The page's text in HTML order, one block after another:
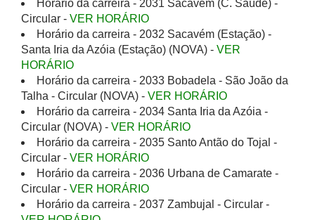
Horário da carreira - 2031 Sacavém (C. Saúde) -
Circular - VER HORÁRIO
Horário da carreira - 2032 Sacavém (Estação) -
Santa Iria da Azóia (Estação) (NOVA) - VER
HORÁRIO
Horário da carreira - 2033 Bobadela - São João da
Talha - Circular (NOVA) - VER HORÁRIO
Horário da carreira - 2034 Santa Iria da Azóia -
Circular (NOVA) - VER HORÁRIO
Horário da carreira - 2035 Santo Antão do Tojal -
Circular - VER HORÁRIO
Horário da carreira - 2036 Urbana de Camarate -
Circular - VER HORÁRIO
Horário da carreira - 2037 Zambujal - Circular -